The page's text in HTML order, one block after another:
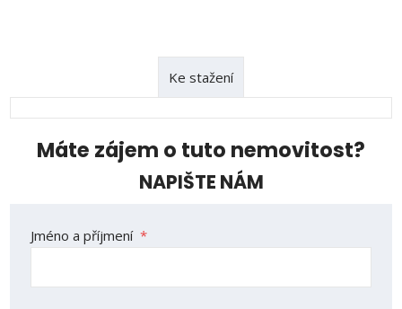
Ke stažení
Máte zájem o tuto nemovitost?
NAPIŠTE NÁM
Jméno a příjmení *